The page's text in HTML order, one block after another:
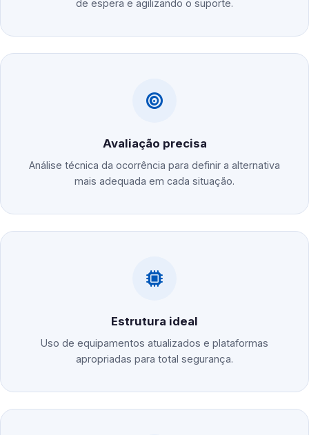
de espera e agilizando o suporte.
Avaliação precisa
Análise técnica da ocorrência para definir a alternativa
mais adequada em cada situação.
Estrutura ideal
Uso de equipamentos atualizados e plataformas
apropriadas para total segurança.